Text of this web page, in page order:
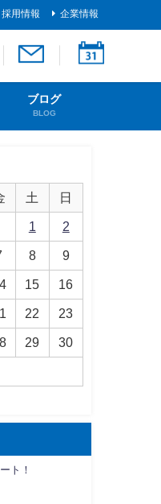
採用情報 企業情報
ブログ
BLOG
土 日
1 2
8 9
15 16
22 23
29 30
ト！